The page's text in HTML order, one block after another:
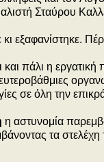
Σταύρου
εξαφανίστηκε.
και πάλι η
σε όλη την
η αστυνομία
τα στελέχη